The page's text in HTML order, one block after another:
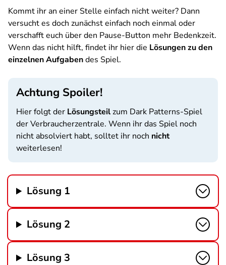
Kommt ihr an einer Stelle einfach nicht weiter? Dann
versucht es doch zunächst einfach noch einmal oder
verschafft euch über den Pause-Button mehr Bedenkzeit.
Wenn das nicht hilft, findet ihr hier die Lösungen zu den
einzelnen Aufgabendes Spiel.
Achtung Spoiler!
Hier folgt der Lösungsteilzum Dark Patterns-Spiel
der Verbraucherzentrale. Wenn ihr das Spiel noch
nicht absolviert habt, solltet ihr noch nicht
weiterlesen!
Lösung 1
Lösung 2
Lösung 3